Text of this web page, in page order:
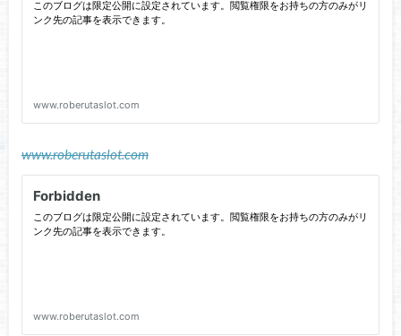
www.roberutaslot.com